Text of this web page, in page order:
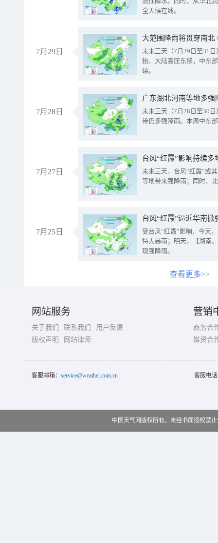
全天候在线。
7月29日
大范围降雨将贯穿南
未来三天（7月29日至31
抬、大陆高压东移，中东
续。
7月28日
广东湖北河南等地多
未来三天（7月28日至30
带仍多强降雨。本周中东
7月27日
台风“红霞”影响持续
未来三天，台风“红霞”或
等地带来强降雨；同时，
7月25日
台风“红霞”逼近华南
受台风“红霞”影响，今天
特大暴雨；明天，【湖南
现强降雨。
查看更多>>
网站服务
关于我们 联系我们
用户反馈
版权声明
网站律师
营销
商务合
媒资合
客服邮箱： service@weather.com.cn 客服电
中国天气网版权所有，未经书面授权